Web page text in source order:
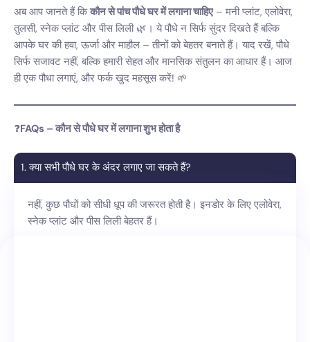
अब आप जानते हैं किकौन से पांच पौधे घर में लगाना चाहिए– मनी प्लांट, एलोवेरा,
तुलसी, स्नेक प्लांट और पीस लिली 🌿। ये पौधे न सिर्फ सुंदर दिखते हैं बल्कि
आपके घर की हवा, ऊर्जा और माहौल – तीनों को बेहतर बनाते हैं। याद रखें, पौधे
सिर्फ सजावट नहीं, बल्कि हमारी सेहत और मानसिक संतुलन का आधार हैं। आज
ही एक पौधा लगाएं, और फर्क खुद महसूस करें! 🌱
❓FAQs – कौन से पौधे घर में लगाना शुभ होता है
1. क्या सभी पौधे घर के अंदर लगाए जा सकते हैं?
नहीं, कुछ पौधों को सीधी धूप की जरूरत होती है। इनडोर के लिए एलोवेरा,
स्नेक प्लांट और पीस लिली बेहतर हैं।